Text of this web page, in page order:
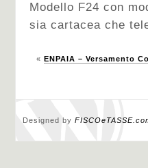
Modello F24 con
sia cartacea che
« ENPAIA – Versamento
Designed by